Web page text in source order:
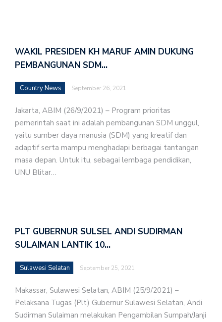
WAKIL PRESIDEN KH MARUF AMIN DUKUNG
PEMBANGUNAN SDM…
Country News September 26, 2021
Jakarta, ABIM (26/9/2021) – Program prioritas
pemerintah saat ini adalah pembangunan SDM unggul,
yaitu sumber daya manusia (SDM) yang kreatif dan
adaptif serta mampu menghadapi berbagai tantangan
masa depan. Untuk itu, sebagai lembaga pendidikan,
UNU Blitar…
PLT GUBERNUR SULSEL ANDI SUDIRMAN
SULAIMAN LANTIK 10…
Sulawesi Selatan September 25, 2021
Makassar, Sulawesi Selatan, ABIM (25/9/2021) –
Pelaksana Tugas (Plt) Gubernur Sulawesi Selatan, Andi
Sudirman Sulaiman melakukan Pengambilan Sumpah/Janji